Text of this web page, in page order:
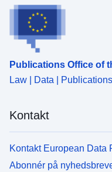
Publications Office of
Law | Data | Publications
Kontakt
Kontakt European Data
Abonnér på